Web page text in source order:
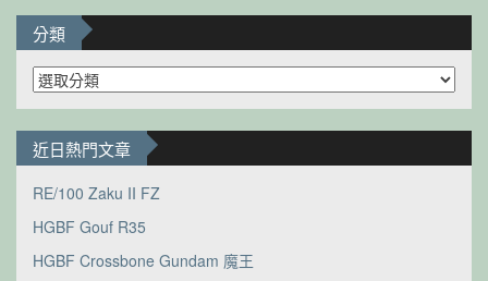
分類
分
類
近日熱門文章
RE/100 Zaku II FZ
HGBF Gouf R35
HGBF Crossbone Gundam 魔王